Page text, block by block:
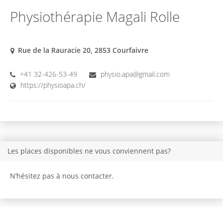
Physiothérapie Magali Rolle
Rue de la Rauracie 20, 2853 Courfaivre
+41 32-426-53-49
physio.apa@gmail.com
https://physioapa.ch/
Les places disponibles ne vous conviennent pas?
N’hésitez pas à nous contacter.